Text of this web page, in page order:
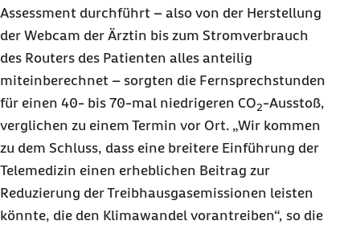
Assessment durchführt – also von der Herstellung
der Webcam der Ärztin bis zum Stromverbrauch
des Routers des Patienten alles anteilig
miteinberechnet – sorgten die Fernsprechstunden
für einen 40- bis 70-mal niedrigeren CO2-Ausstoß,
verglichen zu einem Termin vor Ort. „Wir kommen
zu dem Schluss, dass eine breitere Einführung der
Telemedizin einen erheblichen Beitrag zur
Reduzierung der Treibhausgasemissionen leisten
könnte, die den Klimawandel vorantreiben“, so die